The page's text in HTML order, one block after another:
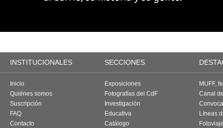
INSTITUCIONALES SECCIONES
Inicio
Quiénes somos
Suscripción
FAQ
Contacto
Exposiciones
Fotografías del CdF
Investigación
Educativa
Catálogo
MUFF,
Canal
Líneas